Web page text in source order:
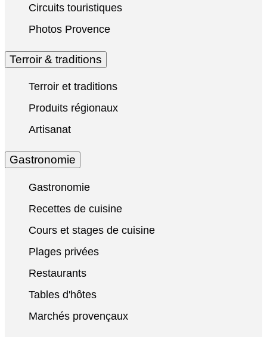
Circuits touristiques
Photos Provence
Terroir & traditions
Terroir et traditions
Produits régionaux
Artisanat
Gastronomie
Gastronomie
Recettes de cuisine
Cours et stages de cuisine
Plages privées
Restaurants
Tables d'hôtes
Marchés provençaux